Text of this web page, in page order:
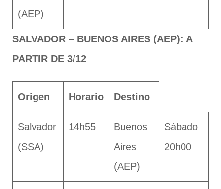
(AEP)
SALVADOR – BUENOS AIRES (AEP): A
PARTIR DE 3/12
Origen Horario Destino
Salvador
(SSA)
14h55
Buenos
Aires
(AEP)
Sábado
20h00